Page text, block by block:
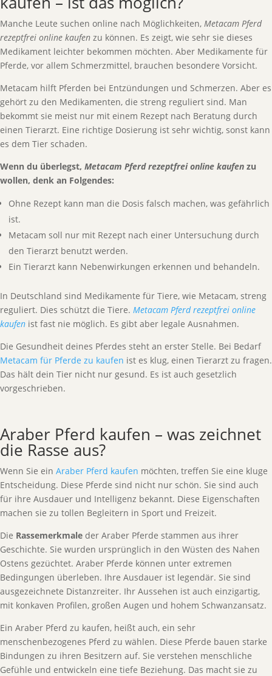
Manche Leute suchen online nach Möglichkeiten, Metacam Pferd
rezeptfrei online kaufen zu können. Es zeigt, wie sehr sie dieses
Medikament leichter bekommen möchten. Aber Medikamente für
Pferde, vor allem Schmerzmittel, brauchen besondere Vorsicht.
Metacam hilft Pferden bei Entzündungen und Schmerzen. Aber es
gehört zu den Medikamenten, die streng reguliert sind. Man
bekommt sie meist nur mit einem Rezept nach Beratung durch
einen Tierarzt. Eine richtige Dosierung ist sehr wichtig, sonst kann
es dem Tier schaden.
Wenn du überlegst, Metacam Pferd rezeptfrei online kaufen zu
wollen, denk an Folgendes:
Ohne Rezept kann man die Dosis falsch machen, was gefährlich
ist.
Metacam soll nur mit Rezept nach einer Untersuchung durch
den Tierarzt benutzt werden.
Ein Tierarzt kann Nebenwirkungen erkennen und behandeln.
In Deutschland sind Medikamente für Tiere, wie Metacam, streng
reguliert. Dies schützt die Tiere. Metacam Pferd rezeptfrei online
kaufen ist fast nie möglich. Es gibt aber legale Ausnahmen.
Die Gesundheit deines Pferdes steht an erster Stelle. Bei Bedarf
Metacam für Pferde zu kaufen ist es klug, einen Tierarzt zu fragen.
Das hält dein Tier nicht nur gesund. Es ist auch gesetzlich
vorgeschrieben.
Araber Pferd kaufen – was zeichnet
die Rasse aus?
Wenn Sie ein Araber Pferd kaufen möchten, treffen Sie eine kluge
Entscheidung. Diese Pferde sind nicht nur schön. Sie sind auch
für ihre Ausdauer und Intelligenz bekannt. Diese Eigenschaften
machen sie zu tollen Begleitern in Sport und Freizeit.
Die Rassemerkmale der Araber Pferde stammen aus ihrer
Geschichte. Sie wurden ursprünglich in den Wüsten des Nahen
Ostens gezüchtet. Araber Pferde können unter extremen
Bedingungen überleben. Ihre Ausdauer ist legendär. Sie sind
ausgezeichnete Distanzreiter. Ihr Aussehen ist auch einzigartig,
mit konkaven Profilen, großen Augen und hohem Schwanzansatz.
Ein Araber Pferd zu kaufen, heißt auch, ein sehr
menschenbezogenes Pferd zu wählen. Diese Pferde bauen starke
Bindungen zu ihren Besitzern auf. Sie verstehen menschliche
Gefühle und entwickeln eine tiefe Beziehung. Das macht sie zu